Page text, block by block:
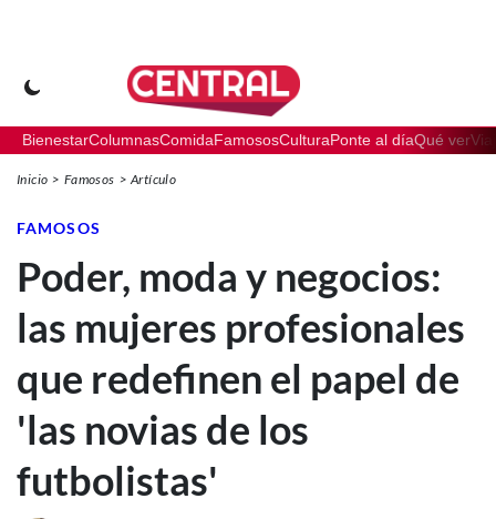
BienestarColumnasComidaFamososCulturaPonte al díaQué ver
Inicio Famosos Artículo
FAMOSOS
Poder, moda y negocios:
las mujeres profesionales
que redefinen el papel de
'las novias de los
futbolistas'